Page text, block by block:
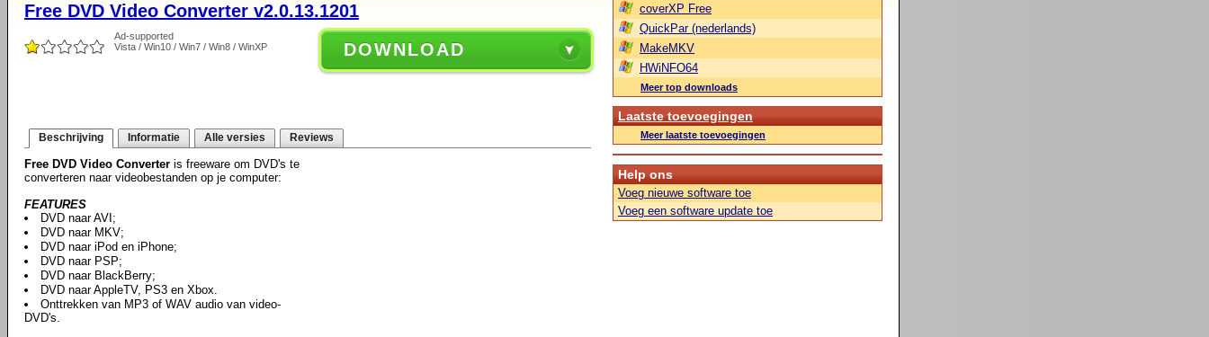
Free DVD Video Converter v2.0.13.1201
Ad-supported
Vista / Win10 / Win7 / Win8 / WinXP
DOWNLOAD
Beschrijving Informatie Alle versies Reviews
Free DVD Video Converter is freeware om DVD's te
converteren naar videobestanden op je computer:
FEATURES
DVD naar AVI;
DVD naar MKV;
DVD naar iPod en iPhone;
DVD naar PSP;
DVD naar BlackBerry;
DVD naar AppleTV, PS3 en Xbox.
Onttrekken van MP3 of WAV audio van video-
DVD's.
coverXP Free
QuickPar (nederlands)
MakeMKV
HWiNFO64
Meer top downloads
Laatste toevoegingen
Meer laatste toevoegingen
Help ons
Voeg nieuwe software toe
Voeg een software update toe